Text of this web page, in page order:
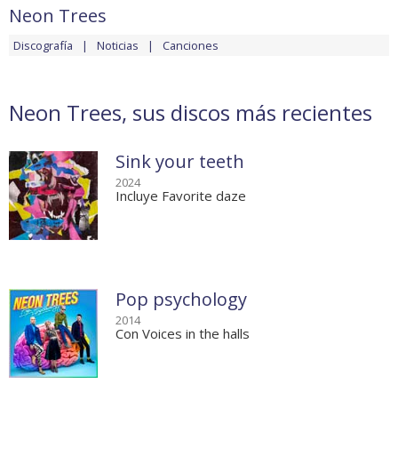
Neon Trees
Discografía Noticias Canciones
Neon Trees, sus discos más recientes
Sink your teeth
2024
Incluye Favorite daze
Pop psychology
2014
Con Voices in the halls